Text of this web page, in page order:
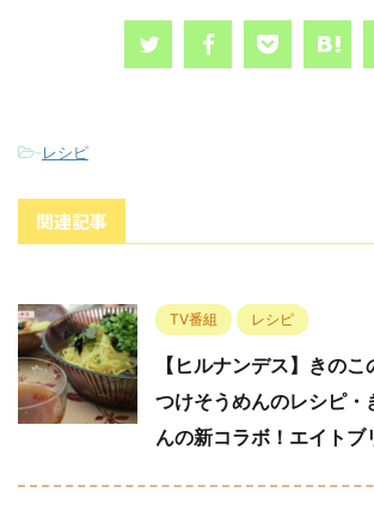
-レシピ
関連記事
TV番組 レシピ
【ヒルナンデス】きの
つけそうめんのレシピ・
んの新コラボ！エイトブ